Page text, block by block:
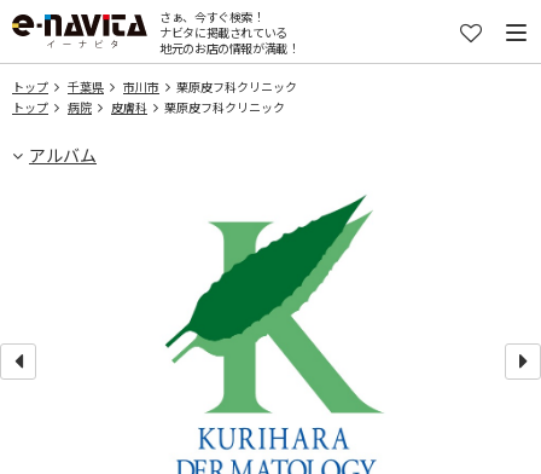
さぁ、今すぐ検索！
ナビタに掲載されている
地元のお店の情報が満載！
トップ 千葉県 市川市
栗原皮フ科クリニック
トップ
病院 皮膚科 栗原皮フ科クリニック
アルバム